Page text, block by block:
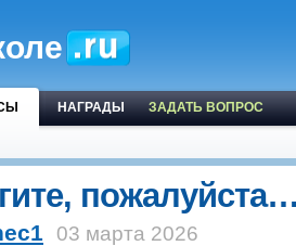
НАГРАДЫ ЗАДАТЬ ВОПРОС
03 марта 2026